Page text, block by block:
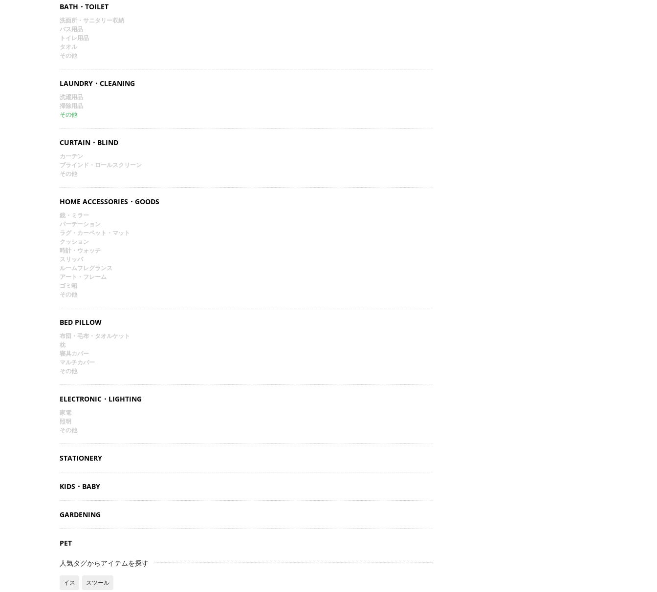
BATH・TOILET
洗面所・サニタリー収納
バス用品
トイレ用品
タオル
その他
LAUNDRY・CLEANING
洗濯用品
掃除用品
その他
CURTAIN・BLIND
カーテン
ブラインド・ロールスクリーン
その他
HOME ACCESSORIES・GOODS
鏡・ミラー
パーテーション
ラグ・カーペット・マット
クッション
時計・ウォッチ
スリッパ
ルームフレグランス
アート・フレーム
ゴミ箱
その他
BED PILLOW
布団・毛布・タオルケット
枕
寝具カバー
マルチカバー
その他
ELECTRONIC・LIGHTING
家電
照明
その他
STATIONERY
KIDS・BABY
GARDENING
PET
人気タグからアイテムを探す
イス スツール